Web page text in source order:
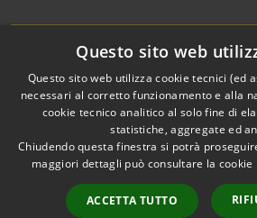
RSS
Accessibilità
Privacy
Cookie
Mappa del sito
Codici IPA
Area dipendenti
Questo sito web
Questo sito web utilizza cookie tecnici (ed
necessari al corretto funzionamento e alla
cookie tecnico analitico al solo fine di
statistiche, aggregate ed
Chiudendo questa finestra si potrà
maggiori dettagli può consultare la cookie
ACCETTA TUTTO